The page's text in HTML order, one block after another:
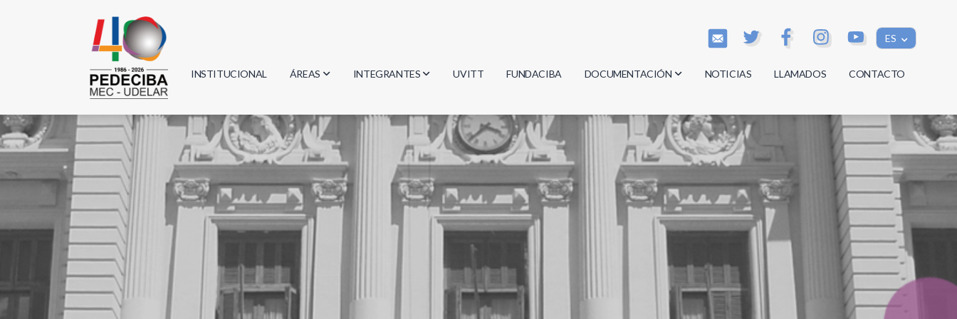
ES
INSTITUCIONAL ÁREAS
Biología
Física
Geociencias
Informática
Matemática
INTEGRANTES
Investigadores
Estudiantes
Egresados
UVITT FUNDACIBA DOCUMENTACIÓN
Actas
Reglamentos
Documentos
NOTICIAS LLAMADOS CONTACTO